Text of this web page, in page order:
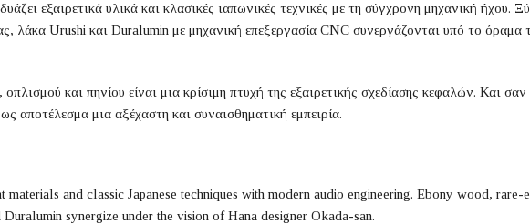
εξαιρετικά υλικά και κλασικές ιαπωνικές τεχνικές με τη σύγχρονη μηχανική ήχου.
λάκα Urushi και Duralumin με μηχανική επεξεργασία CNC συνεργάζονται υπό το όραμα
και πηνίου είναι μια κρίσιμη πτυχή της εξαιρετικής σχεδίασης κεφαλών. Και
αποτέλεσμα μια αξέχαστη και συναισθηματική εμπειρία.
and classic Japanese techniques with modern audio engineering. Ebony wood, rare-
synergize under the vision of Hana designer Okada-san.